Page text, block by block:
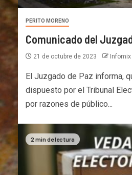
PERITO MORENO
Comunicado del
21 de octubre de 2023 Infomix
El Juzgado de Paz informa,
dispuesto por el Tribunal
por razones de público...
2 min de lectura